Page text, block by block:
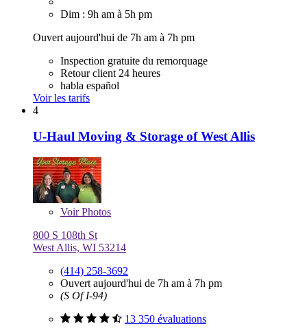
Dim : 9h am à 5h pm
Ouvert aujourd'hui de 7h am à 7h pm
Inspection gratuite du remorquage
Retour client 24 heures
habla español
Voir les tarifs
4
U-Haul Moving & Storage of West Allis
VoirPhotos
800 S 108th St
West Allis, WI 53214
(414) 258-3692
Ouvert aujourd'hui de 7h am à 7h pm
(S Of I-94)
13 350 évaluations